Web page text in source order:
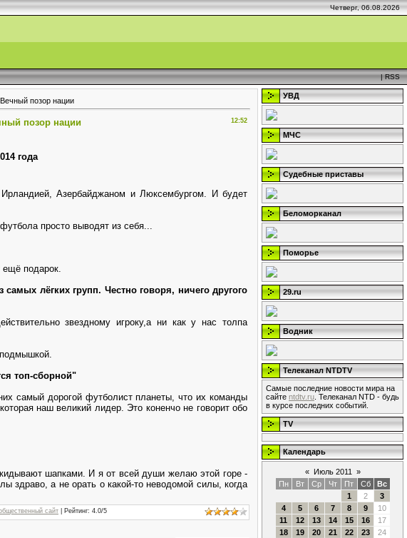
Четверг, 06.08.2026
|RSS
позор нации
12:52
позор нации
года
Азербайджаном и Люксембургом. И будет
просто выводят из себя...
подарок.
лёгких групп. Честно говоря, ничего другого
звездному игроку,а ни как у нас толпа
топ-сборной"
самый дорогой футболист планеты, что их команды
наш великий лидер. Это коненчо не говорит обо
шапками. И я от всей души желаю этой горе -
здраво, а не орать о какой-то неводомой силы, когда
сайт Рейтинг: 4.0/5
УВД
МЧС
Судебные приставы
Беломорканал
Поморье
29.ru
Водник
Телеканал NTDTV
Самые последние новости мира на
сайте ntdtv.ru . Телеканал NTD - будь
в курсе последних событий.
TV
Календарь
« Июль 2011
»
Пн
Вт Ср Чт Пт Сб
Вс
1
2
3
4
5 6 7 8 9
10
11
12 13 14 15 16
17
18
19 20 21 22 23
24